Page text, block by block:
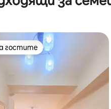
гостите
гостите